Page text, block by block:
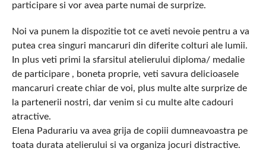
participare si vor avea parte numai de surprize.
Noi va punem la dispozitie tot ce aveti nevoie pentru a va
putea crea singuri mancaruri din diferite colturi ale lumii.
In plus veti primi la sfarsitul atelierului diploma/ medalie
de participare , boneta proprie, veti savura delicioasele
mancaruri create chiar de voi, plus multe alte surprize de
la partenerii nostri, dar venim si cu multe alte cadouri
atractive.
Elena Padurariu va avea grija de copiii dumneavoastra pe
toata durata atelierului si va organiza jocuri distractive.